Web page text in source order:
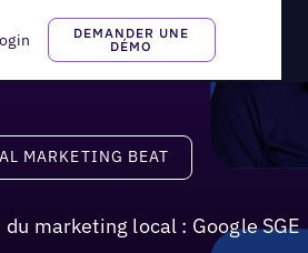
DEMANDER UNE
DÉMO
Local Marketing Beat
MARKETING BEAT
marketing local : Google SGE